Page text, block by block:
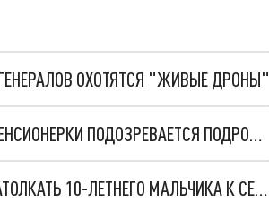
ОХОТЯТСЯ "ЖИВЫЕ ДРОНЫ"
ЗАРЕЗАЛИ И УКРАЛИ РУЖЬЕ: В ЖЕСТОКОМ УБИЙСТВЕ ПЕНСИОНЕРКИ ПОДОЗРЕВАЕТСЯ ПОДРОСТОК И ЕЕ ДРУГ
В СИБИРИ НЕИЗВЕСТНЫЙ МУЖЧИНА ПЫТАЛСЯ СИЛОЙ ЗАТОЛКАТЬ 10-ЛЕТНЕГО МАЛЬЧИКА К СЕБЕ В МАШИНУ